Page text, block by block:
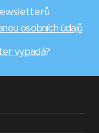
osobních údajů
vypadá?